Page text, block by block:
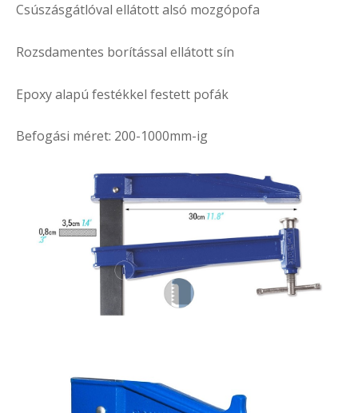
Csúszásgátlóval ellátott alsó mozgópofa
Rozsdamentes borítással ellátott sín
Epoxy alapú festékkel festett pofák
Befogási méret: 200-1000mm-ig